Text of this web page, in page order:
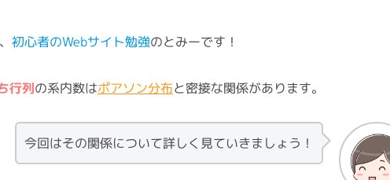
初心者のWebサイト勉強のとみーです！
行列の系内数はポアソン分布と密接な関係があります。
今回はその関係について詳しく見ていきましょう！